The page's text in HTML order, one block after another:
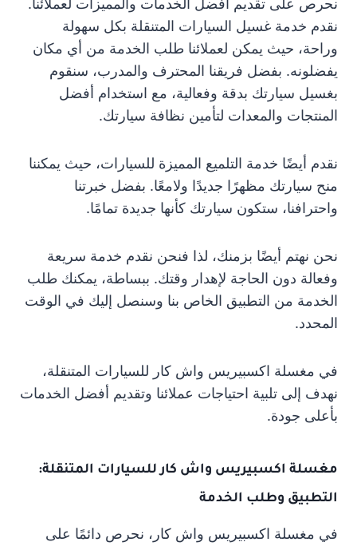
نقدم خدمة غسيل السيارات المتنقلة بكل سهولة
وراحة، حيث يمكن لعملائنا طلب الخدمة من أي مكان
يفضلونه. بفضل فريقنا المحترف والمدرب، سنقوم
بغسيل سيارتك بدقة وفعالية، مع استخدام أفضل
المنتجات والمعدات لتأمين نظافة سيارتك.
نقدم أيضًا خدمة التلميع المميزة للسيارات، حيث يمكننا
منح سيارتك مظهرًا جديدًا ولامعًا. بفضل خبرتنا
واحترافنا، ستكون سيارتك كأنها جديدة تمامًا.
نحن نهتم أيضًا بزمنك، لذا فنحن نقدم خدمة سريعة
وفعالة دون الحاجة لإهدار وقتك. ببساطة، يمكنك طلب
الخدمة من التطبيق الخاص بنا وسنصل إليك في الوقت
المحدد.
في مغسلة اكسبيريس واش كار للسيارات المتنقلة،
نهدف إلى تلبية احتياجات عملائنا وتقديم أفضل الخدمات
بأعلى جودة.
مغسلة اكسبيريس واش كار للسيارات المتنقلة:
التطبيق وطلب الخدمة
في مغسلة اكسبيريس واش كار، نحرص دائمًا على